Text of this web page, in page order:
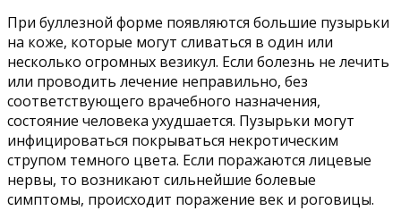
При буллезной форме появляются большие пузырьки
на коже, которые могут сливаться в один или
несколько огромных везикул. Если болезнь не лечить
или проводить лечение неправильно, без
соответствующего врачебного назначения,
состояние человека ухудшается. Пузырьки могут
инфицироваться покрываться некротическим
струпом темного цвета. Если поражаются лицевые
нервы, то возникают сильнейшие болевые
симптомы, происходит поражение век и роговицы.